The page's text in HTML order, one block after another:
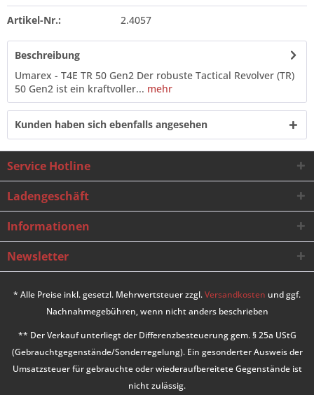
Artikel-Nr.: 2.4057
Beschreibung
Umarex - T4E TR 50 Gen2 Der robuste Tactical Revolver (TR)
50 Gen2 ist ein kraftvoller... mehr
Kunden haben sich ebenfalls angesehen
Service Hotline
Ladengeschäft
Informationen
Newsletter
* Alle Preise inkl. gesetzl. Mehrwertsteuer zzgl.Versandkosten und ggf.
Nachnahmegebühren, wenn nicht anders beschrieben
** Der Verkauf unterliegt der Differenzbesteuerung gem. § 25a UStG
(Gebrauchtgegenstände/Sonderregelung). Ein gesonderter Ausweis der
Umsatzsteuer für gebrauchte oder wiederaufbereitete Gegenstände ist
nicht zulässig.